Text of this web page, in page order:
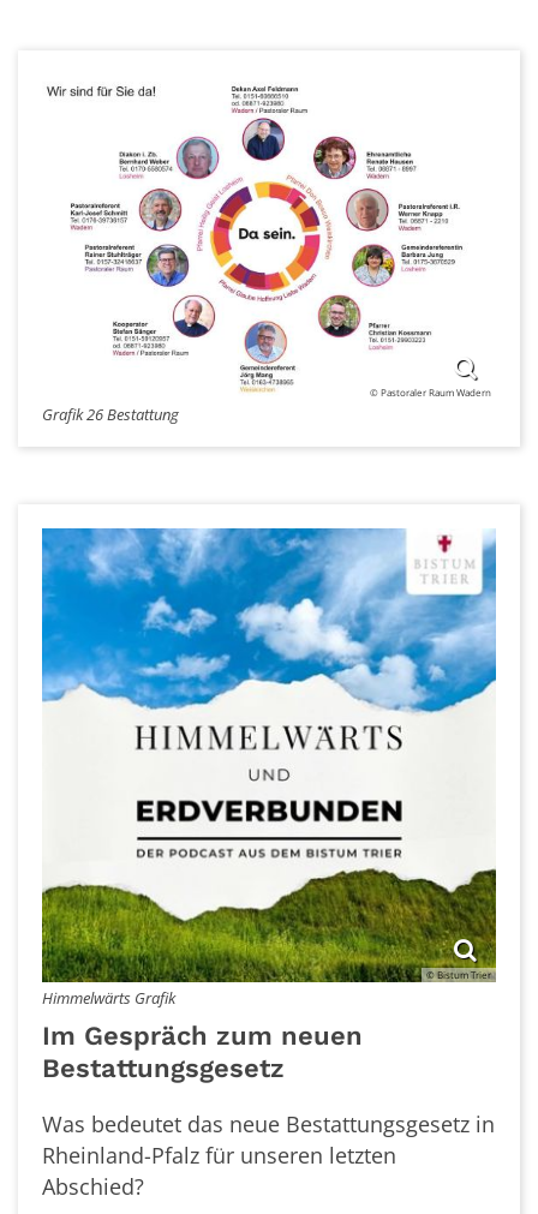
© Pastoraler Raum Wadern
Grafik 26 Bestattung
© Bistum Trier
Himmelwärts Grafik
Im Gespräch zum neuen
Bestattungsgesetz
Was bedeutet das neue Bestattungsgesetz in
Rheinland-Pfalz für unseren letzten
Abschied?